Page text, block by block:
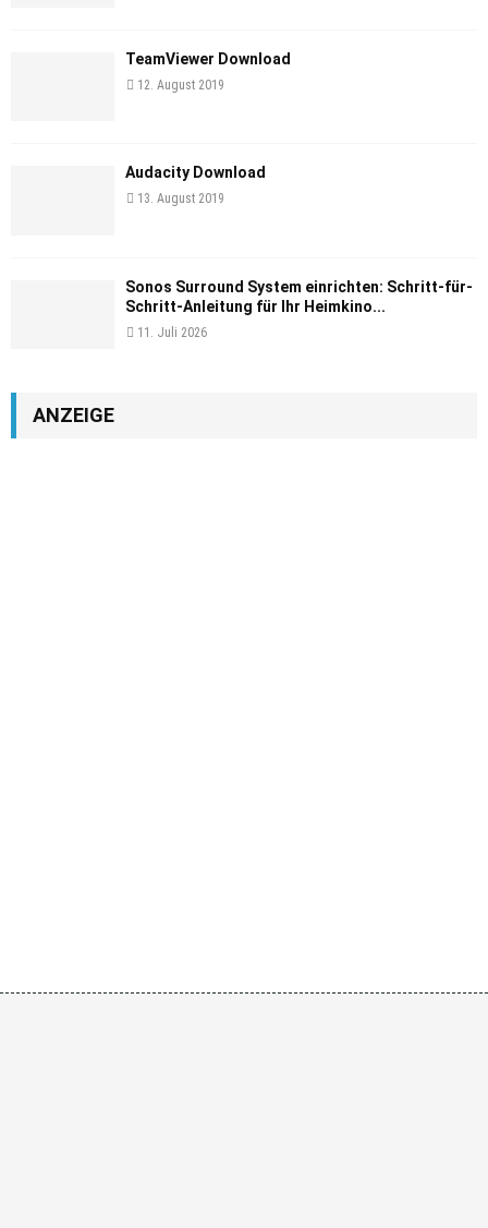
TeamViewer Download
12. August 2019
Audacity Download
13. August 2019
Sonos Surround System einrichten: Schritt-für-
Schritt-Anleitung für Ihr Heimkino...
11. Juli 2026
ANZEIGE